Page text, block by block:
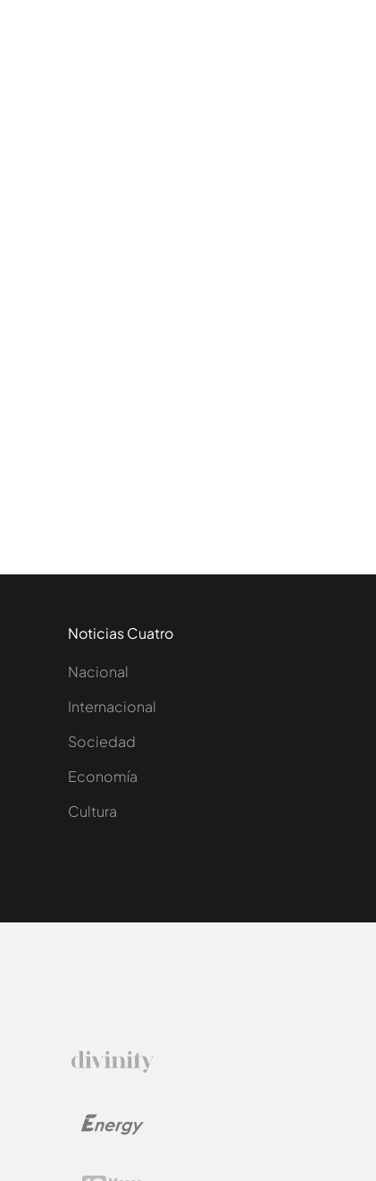
Noticias Cuatro
Nacional
Internacional
Sociedad
Economía
Cultura